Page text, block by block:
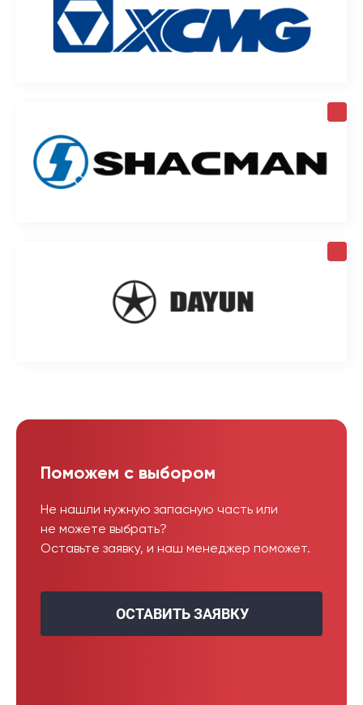
Поможем с выбором
Не нашли нужную запасную часть или
не можете выбрать?
Оставьте заявку, и наш менеджер поможет.
ОСТАВИТЬ ЗАЯВКУ